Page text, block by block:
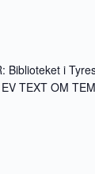
Biblioteket i
TEXT OM